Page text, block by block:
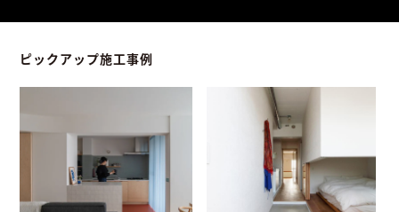
ピックアップ施工事例